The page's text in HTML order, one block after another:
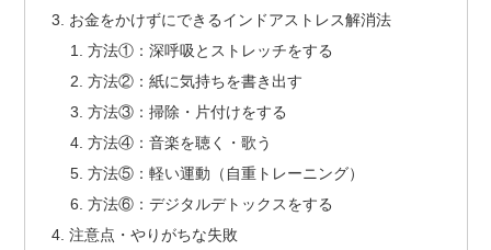
お金をかけずにできるインドアストレス解消法
方法①：深呼吸とストレッチをする
方法②：紙に気持ちを書き出す
方法③：掃除・片付けをする
方法④：音楽を聴く・歌う
方法⑤：軽い運動（自重トレーニング）
方法⑥：デジタルデトックスをする
注意点・やりがちな失敗